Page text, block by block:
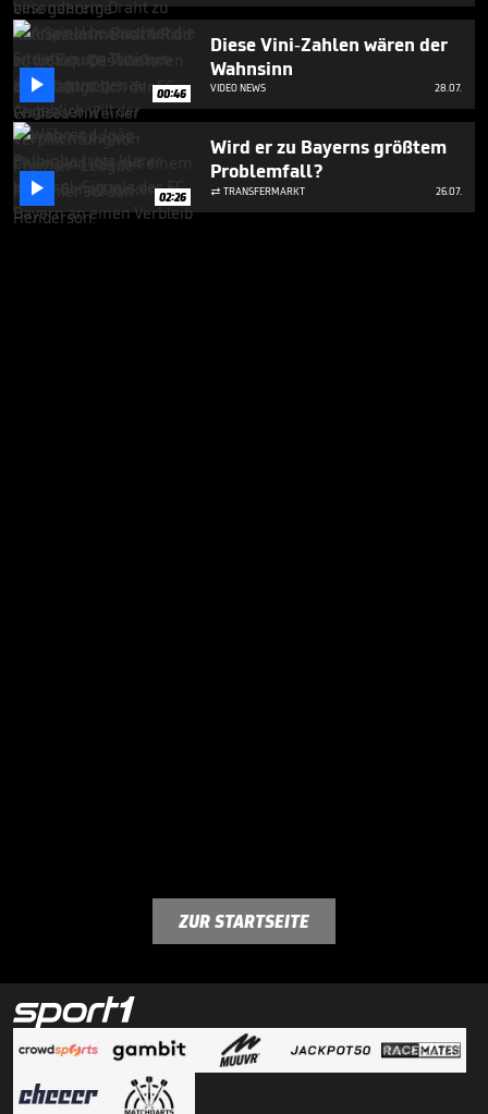
 00:46
Diese Vini-Zahlen wären der
Wahnsinn
VIDEO NEWS 28.07.
 02:26
Wird er zu Bayerns größtem
Problemfall?
 TRANSFERMARKT 26.07.
ZUR STARTSEITE